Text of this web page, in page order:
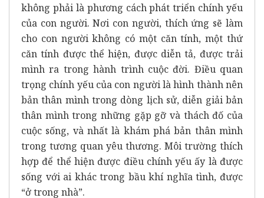
không phải là phương cách phát triển chính yếu
của con người. Nơi con người, thích ứng sẽ làm
cho con người không có một căn tính, một thứ
căn tính được thể hiện, được diễn tả, được trải
mình ra trong hành trình cuộc đời. Điều quan
trọng chính yếu của con người là hình thành nên
bản thân mình trong dòng lịch sử, diễn giải bản
thân mình trong những gặp gỡ và thách đố của
cuộc sống, và nhất là khám phá bản thân mình
trong tương quan yêu thương. Môi trường thích
hợp để thể hiện được điều chính yếu ấy là được
sống với ai khác trong bầu khí nghĩa tình, được
“ở trong nhà”.